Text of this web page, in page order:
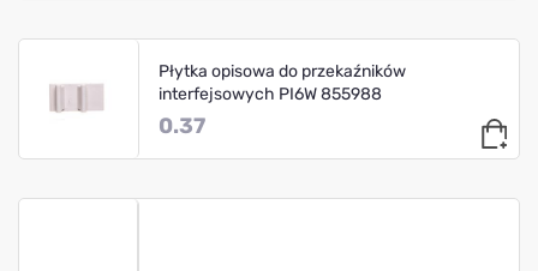
Płytka opisowa do przekaźników
interfejsowych PI6W 855988
0.37